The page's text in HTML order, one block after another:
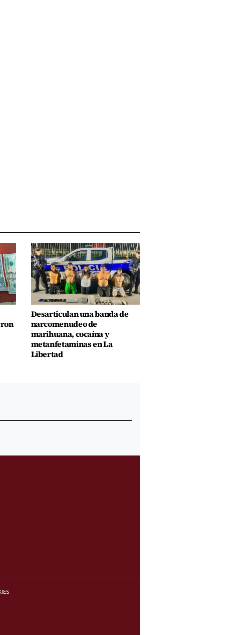
Desarticulan una banda de
narcomenudeo de
marihuana, cocaína y
metanfetaminas en La
Libertad